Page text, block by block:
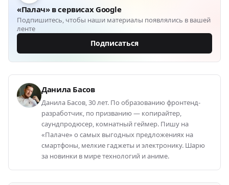
«Палач» в сервисах Google
Подпишитесь, чтобы наши материалы появлялись в вашей
ленте
Подписаться
Данила Басов
Данила Басов, 30 лет. По образованию фронтенд-
разработчик, по призванию — копирайтер,
саундпродюсер, комнатный геймер. Пишу на
«Палаче» о самых выгодных предложениях на
смартфоны, мелкие гаджеты и электронику. Шарю
за новинки в мире технологий и аниме.